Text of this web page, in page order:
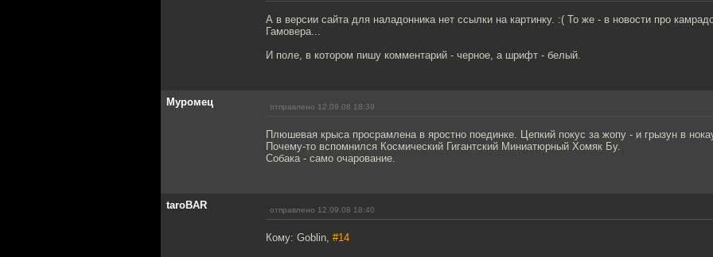
А в версии сайта для наладонника нет ссылки на картинку. :( То же - в новости про
Гамовера...
И поле, в котором пишу комментарий - черное, а шрифт - белый.
Муромец отправлено 12.09.08 18:39
Плюшевая крыса просрамлена в яростно поединке. Цепкий покус за жопу - и грызун в
Почему-то вспомнился Космический Гигантский Миниатюрный Хомяк Бу.
Собака - само очарование.
taroBAR отправлено 12.09.08 18:40
Кому: Goblin, #14